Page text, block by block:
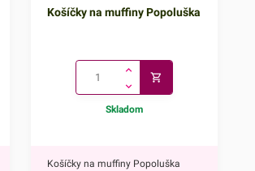
Košíčky na muffiny Popoluška
Skladom
Košíčky na muffiny Popoluška